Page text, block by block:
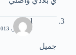
sajad
24 أكتوبر، 2013 | 12:24 م
جميل